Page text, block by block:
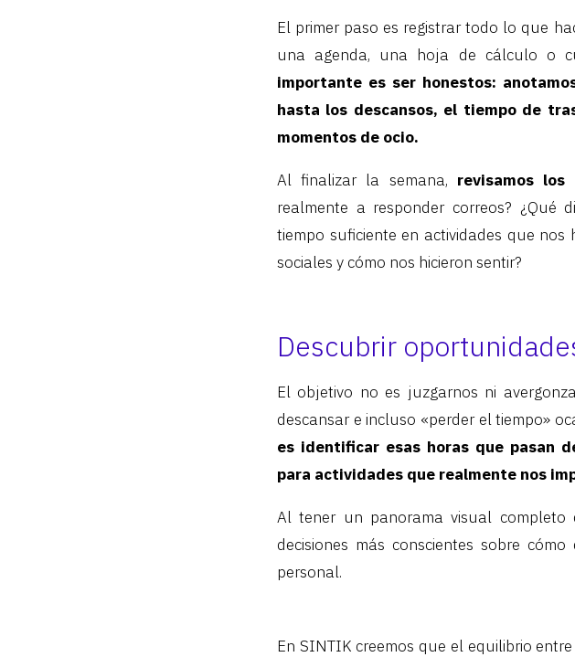
El primer paso es registrar todo lo que
una agenda, una hoja de cálculo o
importante es ser honestos:
hasta los descansos, el tiempo de
momentos de ocio.
Al finalizar la semana, revisamos los
realmente a responder correos? ¿Qué
tiempo suficiente en actividades que nos
sociales y cómo nos hicieron sentir?
Descubrir
El objetivo no es juzgarnos ni
descansar e incluso «perder el tiempo»
es identificar esas horas que pasan
para actividades que realmente nos
Al tener un panorama visual completo
decisiones más conscientes sobre
personal.
En SINTIK creemos que el equilibrio